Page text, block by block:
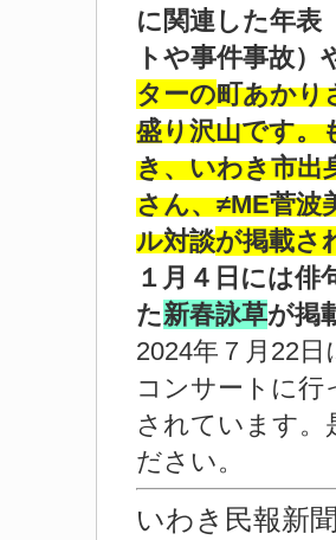
に関連した年表
トや事件事故）
ターの町あかり
盛り沢山です。
き、いわき市出
さん、≠ME菅波
ル対談が掲載さ
１月４日には俳
た新春詠草が掲
2024年７月22
コンサートに行
されています。
ださい。
いわき民報新